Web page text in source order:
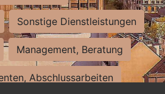
Sonstige Dienstleistungen
Management, Beratung
Abschlussarbeiten